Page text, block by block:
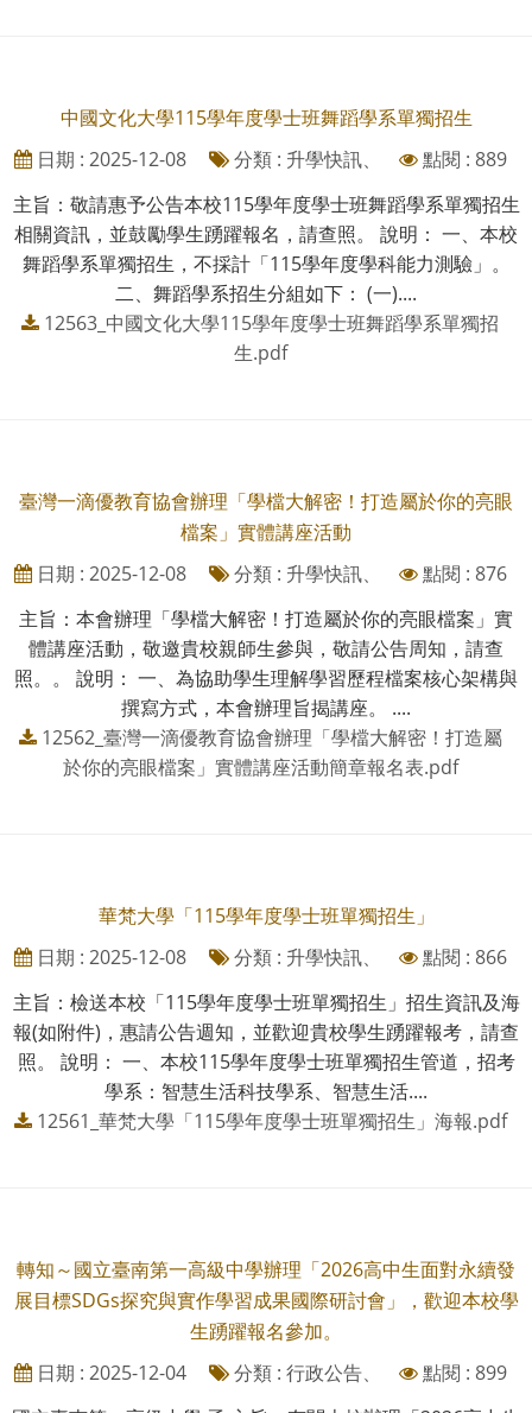
中國文化大學115學年度學士班舞蹈學系單獨招生
日期 : 2025-12-08
分類 : 升學快訊、
點閱 : 889
主旨：敬請惠予公告本校115學年度學士班舞蹈學系單獨招生
相關資訊，並鼓勵學生踴躍報名，請查照。 說明： 一、本校
舞蹈學系單獨招生，不採計「115學年度學科能力測驗」。
二、舞蹈學系招生分組如下： (一)....
12563_中國文化大學115學年度學士班舞蹈學系單獨招
生.pdf
臺灣一滴優教育協會辦理「學檔大解密！打造屬於你的亮眼
檔案」實體講座活動
日期 : 2025-12-08
分類 : 升學快訊、
點閱 : 876
主旨：本會辦理「學檔大解密！打造屬於你的亮眼檔案」實
體講座活動，敬邀貴校親師生參與，敬請公告周知，請查
照。。 說明： 一、為協助學生理解學習歷程檔案核心架構與
撰寫方式，本會辦理旨揭講座。 ....
12562_臺灣一滴優教育協會辦理「學檔大解密！打造屬
於你的亮眼檔案」實體講座活動簡章報名表.pdf
華梵大學「115學年度學士班單獨招生」
日期 : 2025-12-08
分類 : 升學快訊、
點閱 : 866
主旨：檢送本校「115學年度學士班單獨招生」招生資訊及海
報(如附件)，惠請公告週知，並歡迎貴校學生踴躍報考，請查
照。 說明： 一、本校115學年度學士班單獨招生管道，招考
學系：智慧生活科技學系、智慧生活....
12561_華梵大學「115學年度學士班單獨招生」海報.pdf
轉知～國立臺南第一高級中學辦理「2026高中生面對永續發
展目標SDGs探究與實作學習成果國際研討會」，歡迎本校學
生踴躍報名參加。
日期 : 2025-12-04
分類 : 行政公告、
點閱 : 899